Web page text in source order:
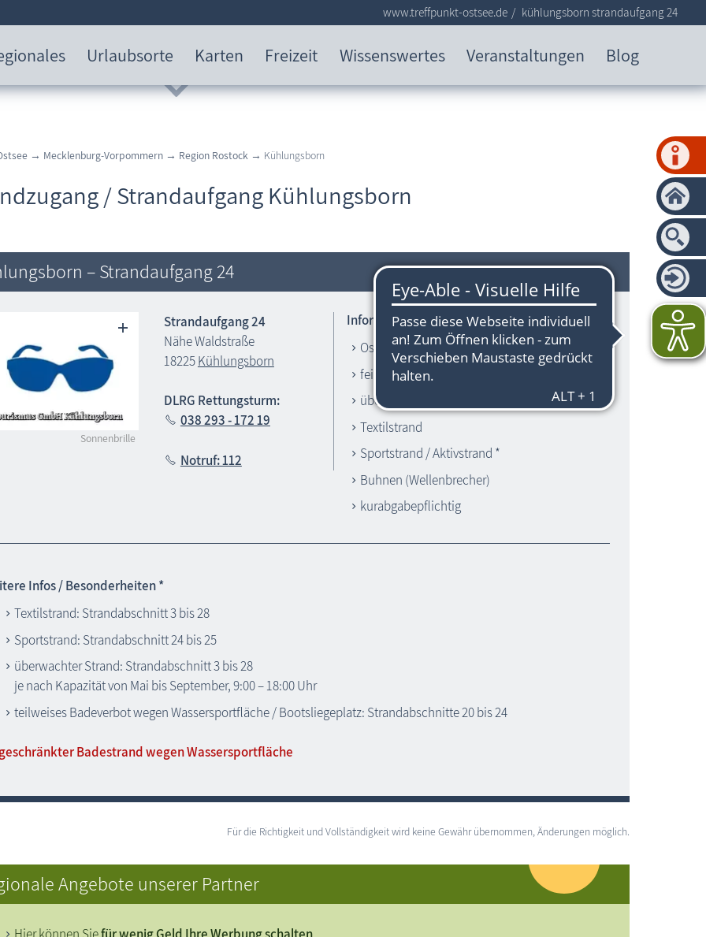
Urlaubsorte Karten Freizeit Wissenswertes Veranstaltungen Blog
www.treffpunkt-ostsee.de kühlungsborn strandaufgang 24
→ Mecklenburg-Vorpommern → Region Rostock → Kühlungsborn
/ Strandaufgang Kühlungsborn
– Strandaufgang 24
Sonnenbrille
Strandaufgang 24
Nähe Waldstraße
18225Kühlungsborn
DLRG Rettungsturm:
038 293 - 172 19
Notruf: 112
Informationen zum Strandbereich
Ostsee
feinsandiger Strand
überwachter Strand *
Textilstrand
Sportstrand / Aktivstrand *
Buhnen (Wellenbrecher)
kurabgabepflichtig
Infos / Besonderheiten *
Textilstrand: Strandabschnitt 3 bis 28
Sportstrand: Strandabschnitt 24 bis 25
überwachter Strand: Strandabschnitt 3 bis 28
je nach Kapazität von Mai bis September, 9:00 – 18:00 Uhr
teilweises Badeverbot wegen Wassersportfläche / Bootsliegeplatz: Strandabschnitte 20 bis 24
Badestrand wegen Wassersportfläche
Für die Richtigkeit und Vollständigkeit wird keine Gewähr übernommen, Änderungen möglich.
Angebote unserer Partner